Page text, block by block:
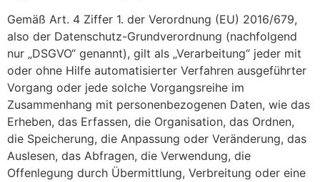
Gemäß Art. 4 Ziffer 1. der Verordnung (EU) 2016/679,
also der Datenschutz-Grundverordnung (nachfolgend
nur „DSGVO“ genannt), gilt als „Verarbeitung“ jeder mit
oder ohne Hilfe automatisierter Verfahren ausgeführter
Vorgang oder jede solche Vorgangsreihe im
Zusammenhang mit personenbezogenen Daten, wie das
Erheben, das Erfassen, die Organisation, das Ordnen,
die Speicherung, die Anpassung oder Veränderung, das
Auslesen, das Abfragen, die Verwendung, die
Offenlegung durch Übermittlung, Verbreitung oder eine